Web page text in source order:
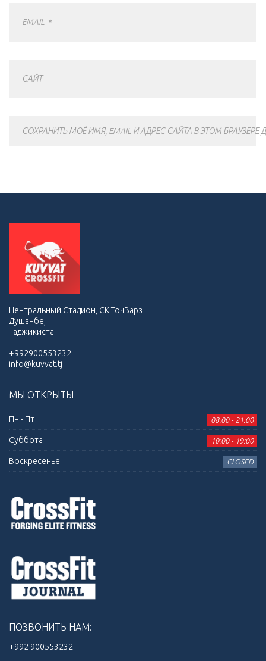
EMAIL *
САЙТ
СОХРАНИТЬ МОЁ ИМЯ, EMAIL И АДРЕС САЙТА В ЭТОМ
Центральный Стадион, СК ТочВарз
Душанбе,
Таджикистан
+992900553232
info@kuvvat.tj
МЫ ОТКРЫТЫ
Пн - Пт 08:00 - 21:00
Суббота 10:00 - 19:00
Воскресенье CLOSED
ПОЗВОНИТЬ НАМ:
+992 900553232‬